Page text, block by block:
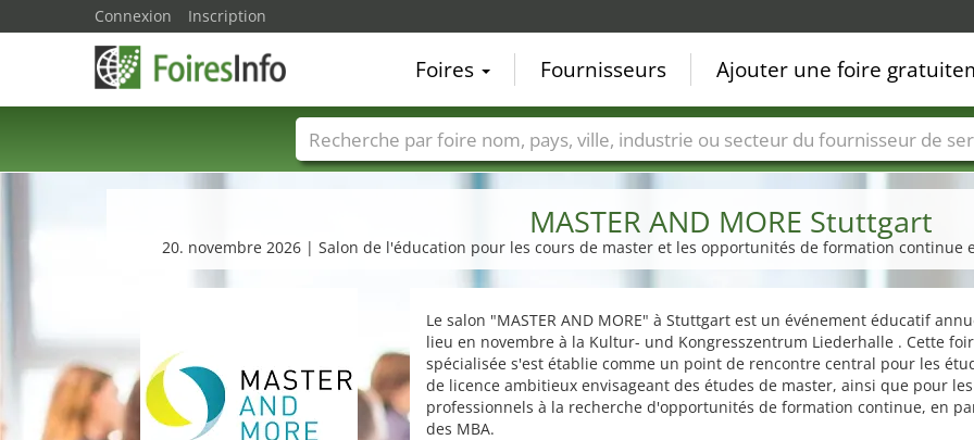
MASTER AND MORE Stuttgart
20. novembre 2026 | Salon de l'éducation pour les cours de master et les opportunités de formation continue
Le salon "MASTER AND MORE" à Stuttgart est un événement éducatif
lieu en novembre à la Kultur- und Kongresszentrum Liederhalle . Cette
spécialisée s'est établie comme un point de rencontre central pour les
de licence ambitieux envisageant des études de master, ainsi que pour
professionnels à la recherche d'opportunités de formation continue, en
des MBA.
Connexion Inscription
Foires Fournisseurs Ajouter une foire
Foire noms Pays Villes Secteurs de foire Secteurs du fournisseur de